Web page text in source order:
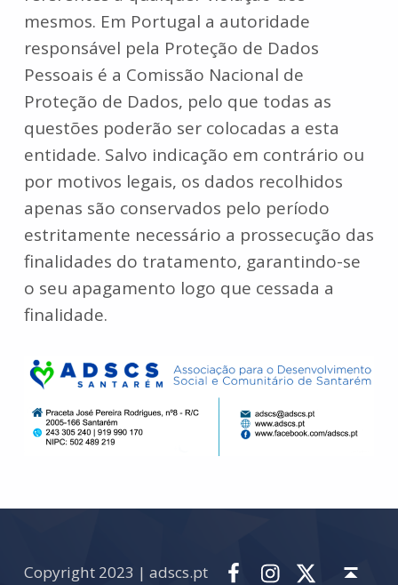
mesmos. Em Portugal a autoridade
responsável pela Proteção de Dados
Pessoais é a Comissão Nacional de
Proteção de Dados, pelo que todas as
questões poderão ser colocadas a esta
entidade. Salvo indicação em contrário ou
por motivos legais, os dados recolhidos
apenas são conservados pelo período
estritamente necessário a prossecução das
finalidades do tratamento, garantindo-se
o seu apagamento logo que cessada a
finalidade.
Copyright 2023 | adscs.pt